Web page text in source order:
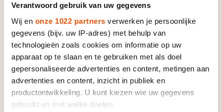
Verantwoord gebruik van uw gegevens
Wij en onze 1022 partners verwerken je persoonlijke
gegevens (bijv. uw IP-adres) met behulp van
technologieën zoals cookies om informatie op uw
apparaat op te slaan en te gebruiken met als doel
gepersonaliseerde advertenties en content, metingen aan
advertenties en content, inzicht in publiek en
productontwikkeling. U kunt kiezen wie uw gegevens
gebruikt en met welke doelen.